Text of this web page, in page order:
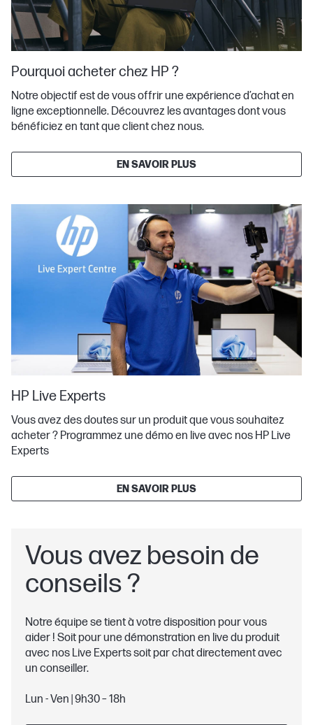
Pourquoi acheter chez HP ?
Notre objectif est de vous offrir une expérience d’achat en
ligne exceptionnelle. Découvrez les avantages dont vous
bénéficiez en tant que client chez nous.
EN SAVOIR PLUS
HP Live Experts
Vous avez des doutes sur un produit que vous souhaitez
acheter ? Programmez une démo en live avec nos HP Live
Experts
EN SAVOIR PLUS
Vous avez besoin de
conseils ?
Notre équipe se tient à votre disposition pour vous
aider ! Soit pour une démonstration en live du produit
avec nos Live Experts soit par chat directement avec
un conseiller.
Lun - Ven | 9h30 – 18h